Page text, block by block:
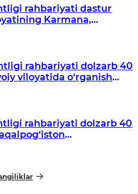
rahbariyati dastur
Karmana,
rahbariyati dolzarb 40
viloyatida o‘rganish
rahbariyati dolzarb 40